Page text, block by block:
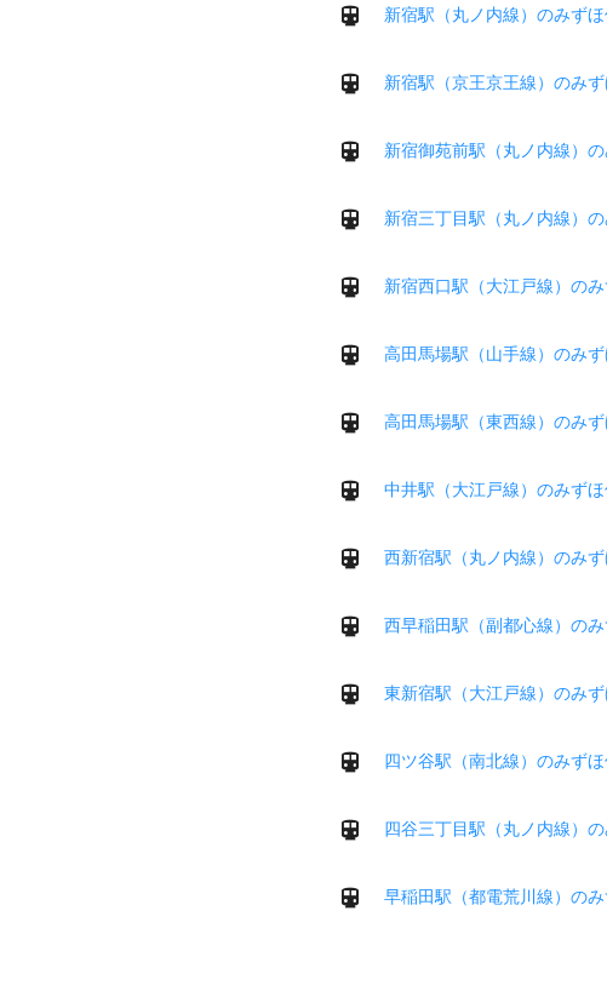
新宿駅（丸ノ内線）のみず
新宿駅（京王京王線）のみ
新宿御苑前駅（丸ノ内線）
新宿三丁目駅（丸ノ内線）
新宿西口駅（大江戸線）の
高田馬場駅（山手線）のみ
高田馬場駅（東西線）のみ
中井駅（大江戸線）のみず
西新宿駅（丸ノ内線）のみ
西早稲田駅（副都心線）の
東新宿駅（大江戸線）のみ
四ツ谷駅（南北線）のみず
四谷三丁目駅（丸ノ内線）
早稲田駅（都電荒川線）の